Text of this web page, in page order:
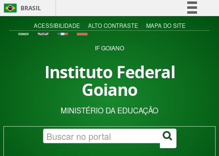
BRASIL
Simplifique!
Acesso à informação
ACESSIBILIDADE ALTO CONTRASTE MAPA DO SITE
IF GOIANO
Instituto Federal
Goiano
MINISTÉRIO DA EDUCAÇÃO